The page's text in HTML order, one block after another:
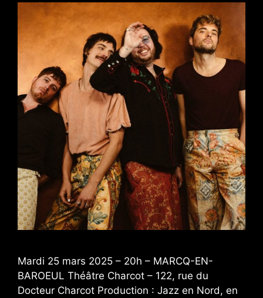
Mardi 25 mars 2025 – 20h – MARCQ-EN-
BAROEUL Théâtre Charcot – 122, rue du
Docteur Charcot Production : Jazz en Nord, en